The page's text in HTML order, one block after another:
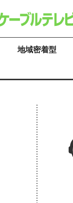
地域密着型